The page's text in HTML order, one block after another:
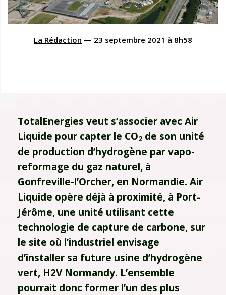
La Rédaction — 23 septembre 2021 à 8h58
TotalEnergies veut s’associer avec Air
Liquide pour capter le CO2 de son unité
de production d’hydrogène par vapo-
reformage du gaz naturel, à
Gonfreville-l’Orcher, en Normandie. Air
Liquide opère déjà à proximité, à Port-
Jérôme, une unité utilisant cette
technologie de capture de carbone, sur
le site où l’industriel envisage
d’installer sa future usine d’hydrogène
vert, H2V Normandy. L’ensemble
pourrait donc former l’un des plus